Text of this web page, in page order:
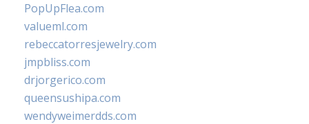
PopUpFlea.com
valueml.com
rebeccatorresjewelry.com
jmpbliss.com
drjorgerico.com
queensushipa.com
wendyweimerdds.com